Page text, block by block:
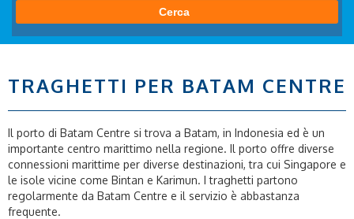
TRAGHETTI PER BATAM CENTRE
Il porto di Batam Centre si trova a Batam, in Indonesia ed è un
importante centro marittimo nella regione. Il porto offre diverse
connessioni marittime per diverse destinazioni, tra cui Singapore e
le isole vicine come Bintan e Karimun. I traghetti partono
regolarmente da Batam Centre e il servizio è abbastanza
frequente.